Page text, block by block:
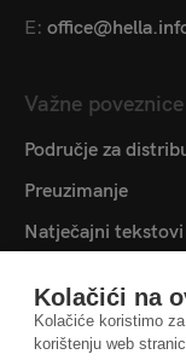
Kolačići na
Kolačiće koristimo
korištenju web
E:
Važne poveznice
Područje za
Preuzimanje
Natječajni tekstovi
Kontaktirajte nas
Postavke kolačića